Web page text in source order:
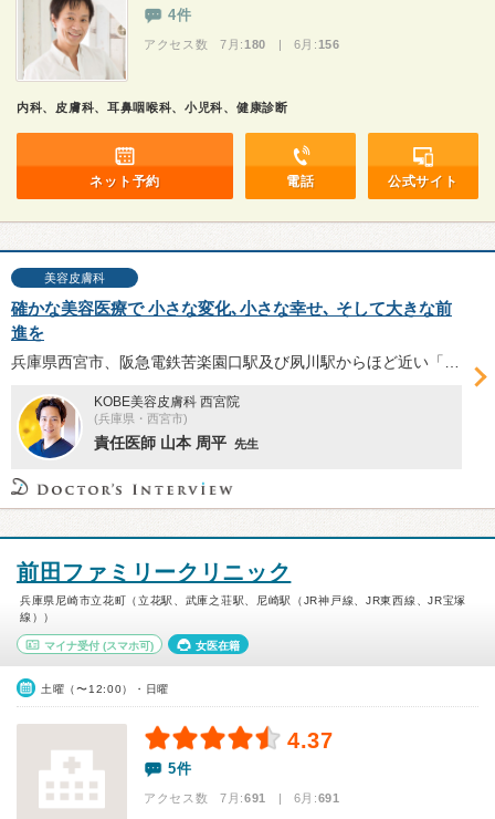
4件
アクセス数 7月: 180 | 6月: 156
内科、皮膚科、耳鼻咽喉科、小児科、健康診断
ネット予約 電話 公式サイト
美容皮膚科
確かな美容医療で 小さな変化､小さな幸せ､ そして大きな前
進を
KOBE美容皮膚科 西宮院
(兵庫県・西宮市)
責任医師 山本 周平 先生
前田ファミリークリニック
兵庫県尼崎市立花町（立花駅、武庫之荘駅、尼崎駅（JR神戸線、JR東西線、JR宝塚
線））
マイナ受付 (スマホ可) 女医在籍
土曜（〜12:00）・日曜
4.37
5件
アクセス数 7月:691 | 6月:691